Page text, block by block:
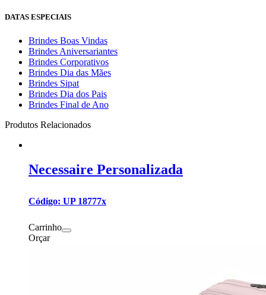
DATAS ESPECIAIS
Brindes Boas Vindas
Brindes Aniversariantes
Brindes Corporativos
Brindes Dia das Mães
Brindes Sipat
Brindes Dia dos Pais
Brindes Final de Ano
Produtos Relacionados
Necessaire Personalizada
Código: UP 18777x
Carrinho
Orçar